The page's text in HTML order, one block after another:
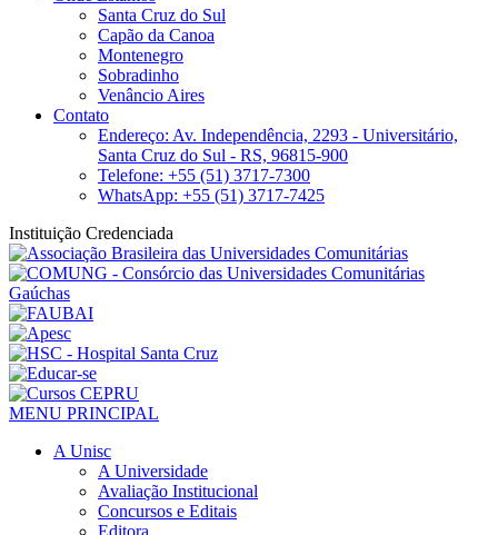
Santa Cruz do Sul
Capão da Canoa
Montenegro
Sobradinho
Venâncio Aires
Contato
Endereço: Av. Independência, 2293 - Universitário,
Santa Cruz do Sul - RS, 96815-900
Telefone: +55 (51) 3717-7300
WhatsApp: +55 (51) 3717-7425
Instituição Credenciada
MENU PRINCIPAL
A Unisc
A Universidade
Avaliação Institucional
Concursos e Editais
Editora